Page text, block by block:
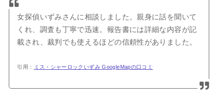
女探偵いずみさんに相談しました。親身に話を聞いて
くれ、調査も丁寧で迅速。報告書には詳細な内容が記
載され、裁判でも使えるほどの信頼性がありました。
引用： ミス・シャーロックいずみ GoogleMapの口コミ